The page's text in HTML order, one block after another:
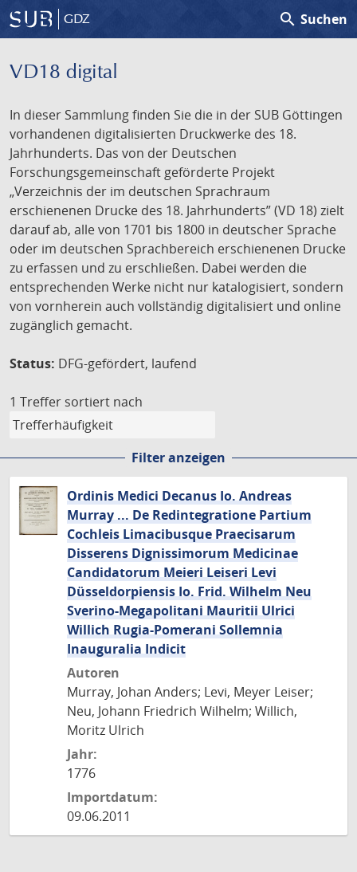
GDZ search Suchen
VD18 digital
In dieser Sammlung finden Sie die in der SUB Göttingen
vorhandenen digitalisierten Druckwerke des 18.
Jahrhunderts. Das von der Deutschen
Forschungsgemeinschaft geförderte Projekt
„Verzeichnis der im deutschen Sprachraum
erschienenen Drucke des 18. Jahrhunderts” (VD 18) zielt
darauf ab, alle von 1701 bis 1800 in deutscher Sprache
oder im deutschen Sprachbereich erschienenen Drucke
zu erfassen und zu erschließen. Dabei werden die
entsprechenden Werke nicht nur katalogisiert, sondern
von vornherein auch vollständig digitalisiert und online
zugänglich gemacht.
Status: DFG-gefördert, laufend
1 Treffer sortiert nach
Filter anzeigen
Ordinis Medici Decanus Io. Andreas
Murray ... De Redintegratione Partium
Cochleis Limacibusque Praecisarum
Disserens Dignissimorum Medicinae
Candidatorum Meieri Leiseri Levi
Düsseldorpiensis Io. Frid. Wilhelm Neu
Sverino-Megapolitani Mauritii Ulrici
Willich Rugia-Pomerani Sollemnia
Inauguralia Indicit
Autoren
Murray, Johan Anders; Levi, Meyer Leiser;
Neu, Johann Friedrich Wilhelm; Willich,
Moritz Ulrich
Jahr:
1776
Importdatum:
09.06.2011